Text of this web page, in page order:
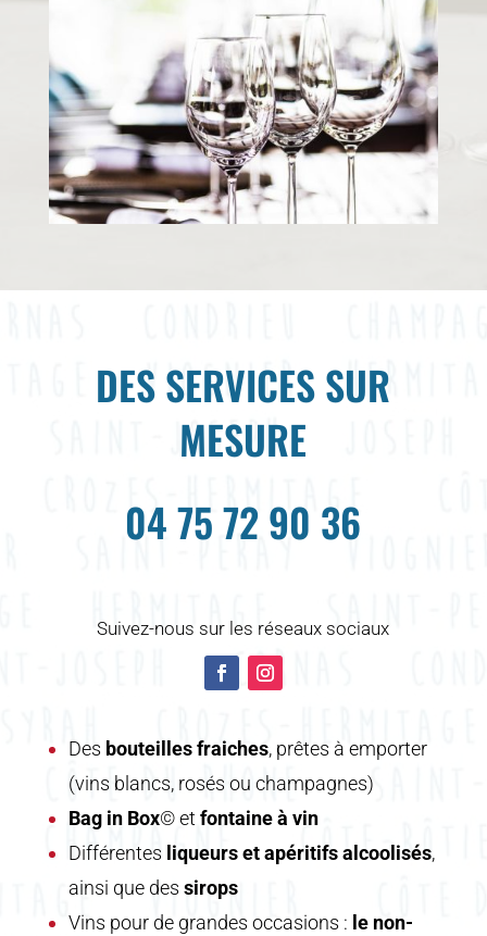
DES SERVICES SUR
MESURE
04 75 72 90 36
Suivez-nous sur les réseaux sociaux
Des bouteilles fraiches, prêtes à emporter
(vins blancs, rosés ou champagnes)
Bag in Box© et fontaine à vin
Différentes liqueurs et apéritifs alcoolisés,
ainsi que des sirops
Vins pour de grandes occasions : le non-